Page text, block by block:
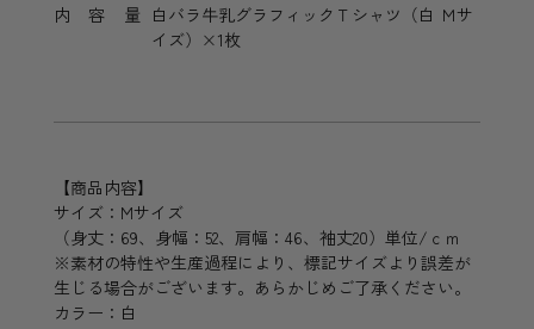
内容量 白バラ牛乳グラフィックＴシャツ（白 Ｍサ
イズ）×1枚
【商品内容】
サイズ：Mサイズ
（身丈：69、身幅：52、肩幅：46、袖丈20）単位/ｃｍ
※素材の特性や生産過程により、標記サイズより誤差が
生じる場合がございます。あらかじめご了承ください。
カラー：白